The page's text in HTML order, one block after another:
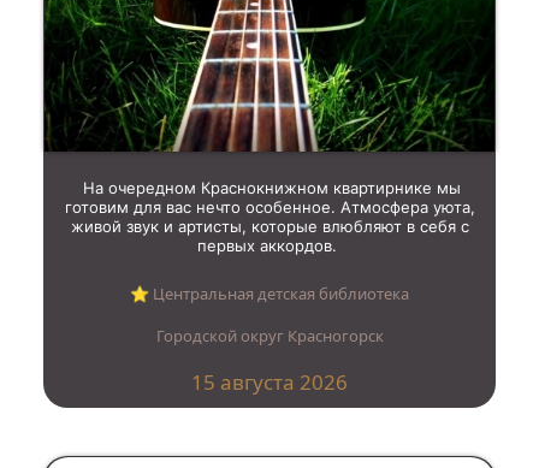
На очередном Краснокнижном квартирнике мы
готовим для вас нечто особенное. Атмосфера уюта,
живой звук и артисты, которые влюбляют в себя с
первых аккордов.
⭐︎ Центральная детская библиотека
Городской округ Красногорск
15 августа 2026